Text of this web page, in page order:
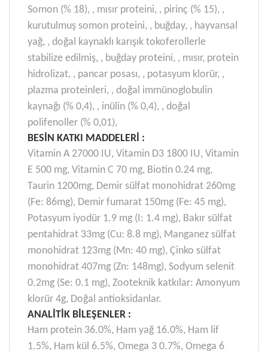
Somon (% 18), , mısır proteini, , pirinç (% 15), ,
kurutulmuş somon proteini, , buğday, , hayvansal
yağ, , doğal kaynaklı karışık tokoferollerle
stabilize edilmiş, , buğday proteini, , mısır, protein
hidrolizat, , pancar posası, , potasyum klorür, ,
plazma proteinleri, , doğal immünoglobulin
kaynağı (% 0,4), , inülin (% 0,4), , doğal
polifenoller (% 0,01),
BESİN KATKI MADDELERİ :
Vitamin A 27000 IU, Vitamin D3 1800 IU, Vitamin
E 500 mg, Vitamin C 70 mg, Biotin 0.24 mg,
Taurin 1200mg, Demir sülfat monohidrat 260mg
(Fe: 86mg), Demir fumarat 150mg (Fe: 45 mg),
Potasyum iyodür 1.9 mg (I: 1.4 mg), Bakır sülfat
pentahidrat 33mg (Cu: 8.8 mg), Manganez sülfat
monohidrat 123mg (Mn: 40 mg), Çinko sülfat
monohidrat 407mg (Zn: 148mg), Sodyum selenit
0.2mg (Se: 0.1 mg), Zooteknik katkılar: Amonyum
klorür 4g, Doğal antioksidanlar.
ANALİTİK BİLEŞENLER :
Ham protein 36.0%, Ham yağ 16.0%, Ham lif
1.5%, Ham kül 6.5%, Omega 3 0.7%, Omega 6